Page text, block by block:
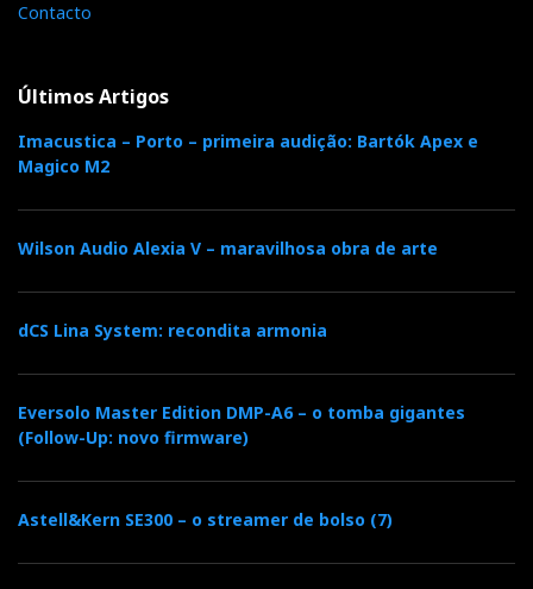
Contacto
Últimos Artigos
Imacustica – Porto – primeira audição: Bartók Apex e
Magico M2
Wilson Audio Alexia V – maravilhosa obra de arte
dCS Lina System: recondita armonia
Eversolo Master Edition DMP-A6 – o tomba gigantes
(Follow-Up: novo firmware)
Astell&Kern SE300 – o streamer de bolso (7)